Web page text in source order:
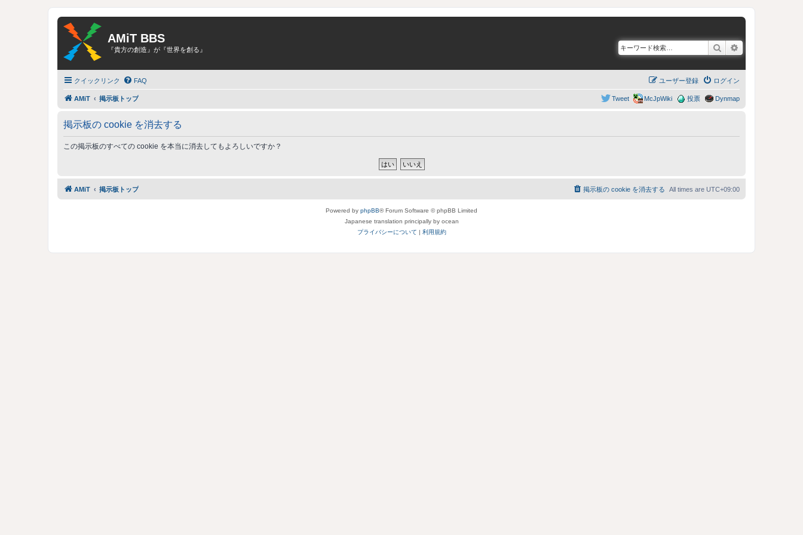
AMiT BBS
『貴方の創造』が『世界を創る』 検索
クイックリンク FAQ ログイン
ユーザー登録
AMiT 掲示板トップ Dynmap
投票
McJpWiki
Tweet
掲示板の cookie を消去する
この掲示板のすべての cookie を本当に消去してもよろしいですか？
AMiT 掲示板トップ All times are UTC+09:00
掲示板の cookie を消去する
Powered by phpBB® Forum Software © phpBB Limited
Japanese translation principally by ocean
プライバシーについて | 利用規約